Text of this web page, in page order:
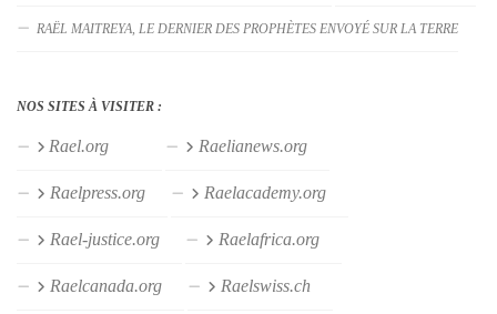
RAËL MAITREYA, LE DERNIER DES PROPHÈTES ENVOYÉ SUR LA TERRE
NOS SITES À VISITER :
Rael.org Raelianews.org
Raelpress.org Raelacademy.org
Rael-justice.org Raelafrica.org
Raelcanada.org Raelswiss.ch